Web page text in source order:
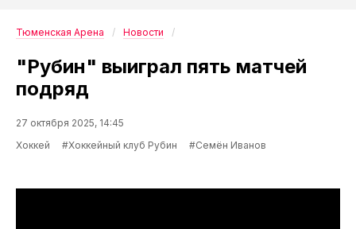
Тюменская Арена Новости
"Рубин" выиграл пять матчей
подряд
27 октября 2025, 14:45
Хоккей
#Хоккейный клуб Рубин #Семён Иванов